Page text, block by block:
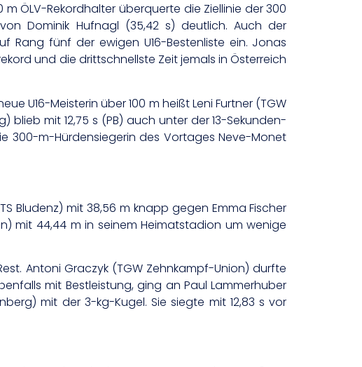
ÖLV-Rekordhalter überquerte die Ziellinie der 300
Dominik Hufnagl (35,42 s) deutlich. Auch der
Rang fünf der ewigen U16-Bestenliste ein. Jonas
und die drittschnellste Zeit jemals in Österreich
U16-Meisterin über 100 m heißt Leni Furtner (TGW
blieb mit 12,75 s (PB) auch unter der 13-Sekunden-
300-m-Hürdensiegerin des Vortages Neve-Monet
Bludenz) mit 38,56 m knapp gegen Emma Fischer
mit 44,44 m in seinem Heimatstadion um wenige
Antoni Graczyk (TGW Zehnkampf-Union) durfte
mit Bestleistung, ging an Paul Lammerhuber
mit der 3-kg-Kugel. Sie siegte mit 12,83 s vor